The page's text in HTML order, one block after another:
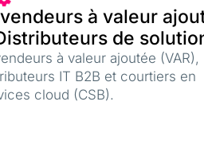
à valeur
de
à valeur ajoutée (VAR),
IT B2B et courtiers en
cloud (CSB).